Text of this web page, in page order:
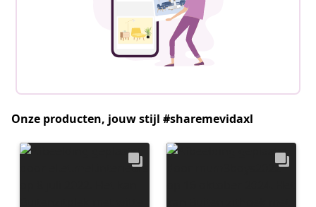
Onze producten, jouw stijl #sharemevidaxl